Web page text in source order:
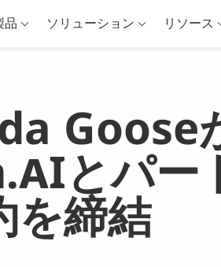
品 ソリューション リソース
Goose
とパー
を締結